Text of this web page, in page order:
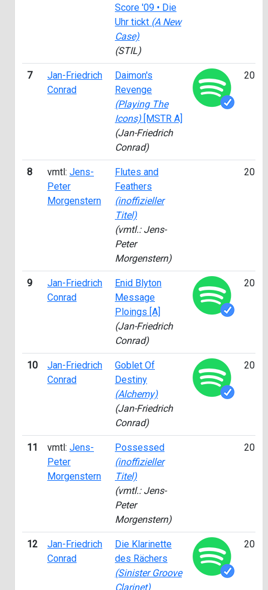
Score '09 • Die
Uhr tickt (A New
Case)
(STIL)
7
Jan-Friedrich
Conrad
Daimon's
Revenge
(Playing The
Icons) [MSTR A]
(Jan-Friedrich
Conrad)
2014
8 vmtl: Jens-
Peter
Morgenstern
Flutes and
Feathers
(inoffizieller
Titel)
(vmtl.: Jens-
Peter
Morgenstern)
2015
9
Jan-Friedrich
Conrad
Enid Blyton
Message
Ploings [A]
(Jan-Friedrich
Conrad)
2015
10
Jan-Friedrich
Conrad
Goblet Of
Destiny
(Alchemy)
(Jan-Friedrich
Conrad)
2014
11 vmtl: Jens-
Peter
Morgenstern
Possessed
(inoffizieller
Titel)
(vmtl.: Jens-
Peter
Morgenstern)
2015
12
Jan-Friedrich
Conrad
Die Klarinette
des Rächers
(Sinister Groove
Clarinet)
2014